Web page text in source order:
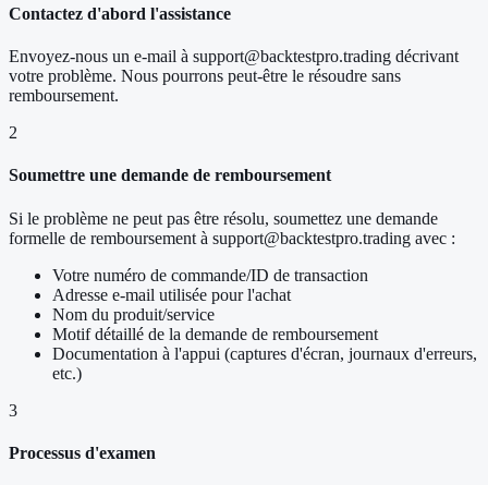
Contactez d'abord l'assistance
Envoyez-nous un e-mail à support@backtestpro.trading décrivant
votre problème. Nous pourrons peut-être le résoudre sans
remboursement.
2
Soumettre une demande de remboursement
Si le problème ne peut pas être résolu, soumettez une demande
formelle de remboursement à support@backtestpro.trading avec :
Votre numéro de commande/ID de transaction
Adresse e-mail utilisée pour l'achat
Nom du produit/service
Motif détaillé de la demande de remboursement
Documentation à l'appui (captures d'écran, journaux d'erreurs,
etc.)
3
Processus d'examen